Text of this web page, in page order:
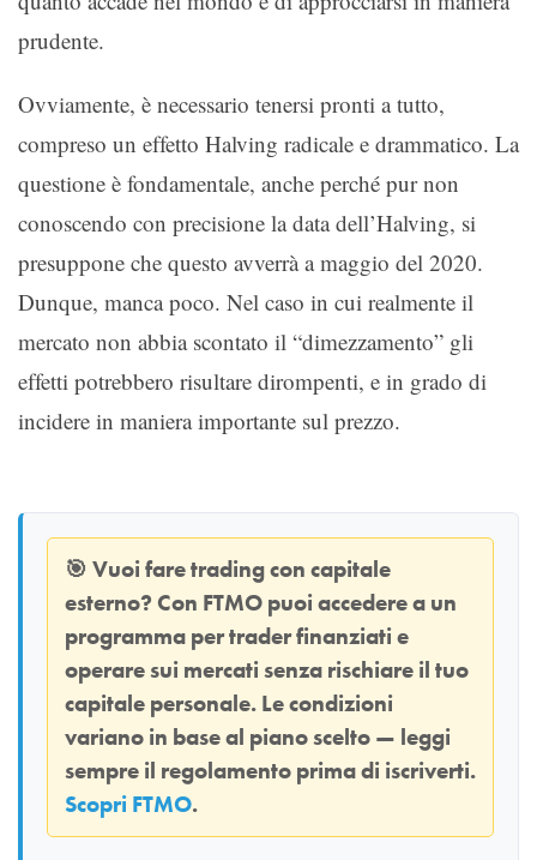
prudente.
Ovviamente, è necessario tenersi pronti a tutto,
compreso un effetto Halving radicale e drammatico. La
questione è fondamentale, anche perché pur non
conoscendo con precisione la data dell’Halving, si
presuppone che questo avverrà a maggio del 2020.
Dunque, manca poco. Nel caso in cui realmente il
mercato non abbia scontato il “dimezzamento” gli
effetti potrebbero risultare dirompenti, e in grado di
incidere in maniera importante sul prezzo.
🎯 Vuoi fare trading con capitale
esterno? Con FTMO puoi accedere a un
programma per trader finanziati e
operare sui mercati senza rischiare il tuo
capitale personale. Le condizioni
variano in base al piano scelto — leggi
sempre il regolamento prima di iscriverti.
Scopri FTMO.